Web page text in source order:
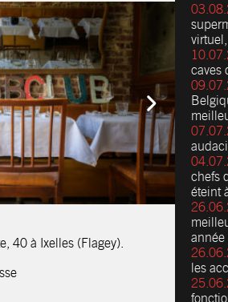
40 à Ixelles (Flagey).
caves
chefs
éteint
année
les